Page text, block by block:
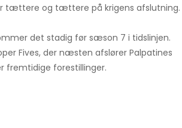
tættere og tættere på krigens afslutning.
det stadig før sæson 7 i tidslinjen.
Fives, der næsten afslører Palpatines
fremtidige forestillinger.